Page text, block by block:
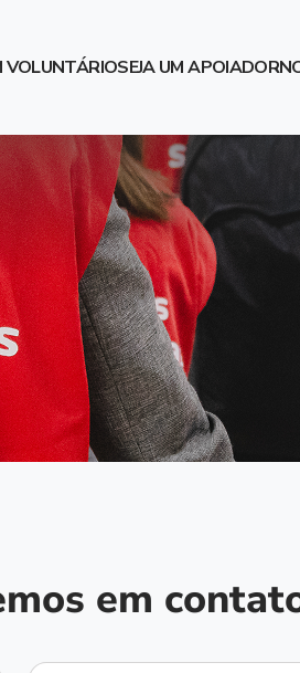
VOLUNTÁRIOSEJA UM APOIADOR
em